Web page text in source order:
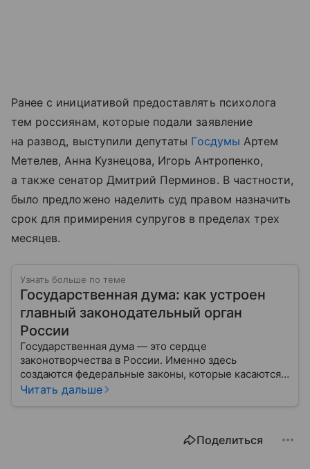
Ранее с инициативой предоставлять психолога
тем россиянам, которые подали заявление
на развод, выступили депутаты Госдумы Артем
Метелев, Анна Кузнецова, Игорь Антропенко,
а также сенатор Дмитрий Перминов. В частности,
было предложено наделить суд правом назначить
срок для примирения супругов в пределах трех
месяцев.
Узнать больше по теме
Государственная дума: как устроен
главный законодательный орган
России
Государственная дума — это сердце
законотворчества в России. Именно здесь
создаются федеральные законы, которые касаются
жизни каждого гражданина: от образования и
Читать дальше
Поделиться